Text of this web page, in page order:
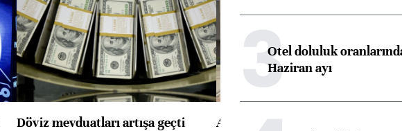
Döviz mevduatları artışa geçti
ABD'de konut başlangıçları
3Otel doluluk
Haziran ayı